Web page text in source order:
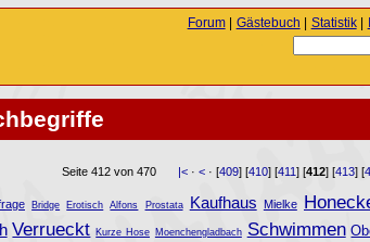
Seite 412 von 470 |<· <· [409] [410] [411] [412] [413] [
Bridge Erotisch Alfons Prostata Kaufhaus Mielke
Verrueckt Kurze Hose Moenchengladbach Schwimmen
Forum| Gästebuch | Statistik|